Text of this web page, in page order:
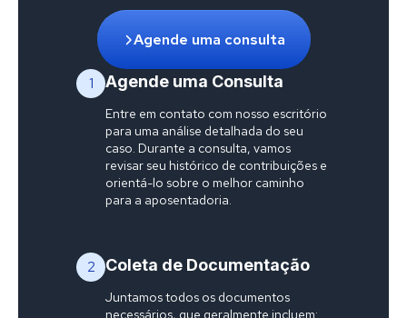
Agende uma consulta
1 Agende uma Consulta
Entre em contato com nosso escritório
para uma análise detalhada do seu
caso. Durante a consulta, vamos
revisar seu histórico de contribuições e
orientá-lo sobre o melhor caminho
para a aposentadoria.
2 Coleta de Documentação
Juntamos todos os documentos
necessários, que geralmente incluem: